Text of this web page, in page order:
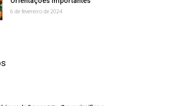
6 de fevereiro de 2024